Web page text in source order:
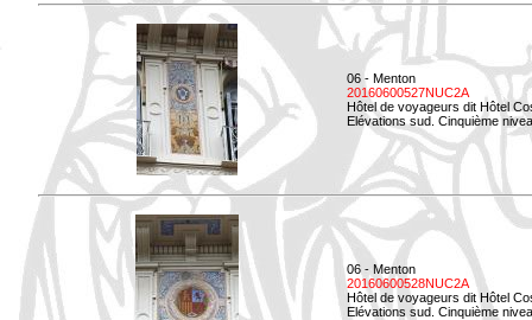
06 - Menton
20160600527NUC2A
Hôtel de voyageurs dit Hôtel
Elévations sud. Cinquième
06 - Menton
20160600528NUC2A
Hôtel de voyageurs dit Hôtel
Elévations sud. Cinquième